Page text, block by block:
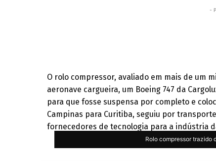
-
O rolo compressor, avaliado em mais de um
aeronave cargueira, um Boeing 747 da
para que fosse suspensa por completo e
Campinas para Curitiba, seguiu por
fornecedores de tecnologia para a indústria
Rolo compressor trazido